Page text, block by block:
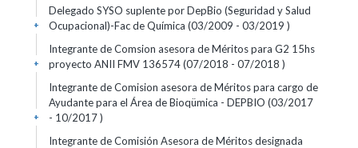
Delegado SYSO suplente por DepBio (Seguridad y Salud
Ocupacional)-Fac de Química (03/2009 - 03/2019 )
+
Integrante de Comsion asesora de Méritos para G2 15hs
proyecto ANII FMV 136574 (07/2018 - 07/2018 )
+
Integrante de Comision asesora de Méritos para cargo de
Ayudante para el Área de Bioqümica - DEPBIO (03/2017
- 10/2017 )
+
Integrante de Comisión Asesora de Méritos designada